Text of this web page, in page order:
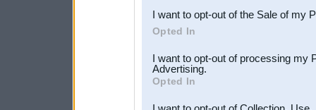
I want to opt-out of the Sale of my
Opted In
I want to opt-out of processing my
Advertising.
Opted In